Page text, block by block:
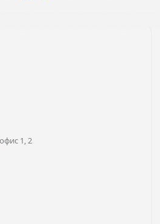
1, 2